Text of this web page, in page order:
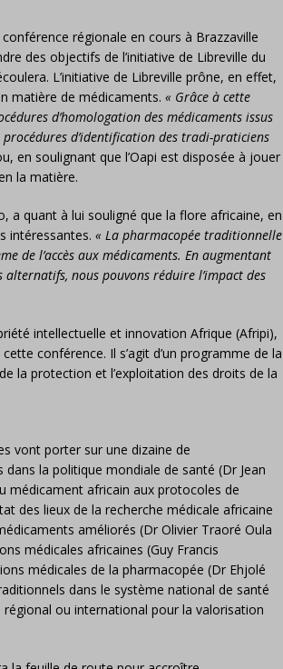
régionale en cours à Brazzaville
des objectifs de l’initiative de Libreville du
L’initiative de Libreville prône, en effet,
matière de médicaments. « Grâce à cette
d’homologation des médicaments issus
d’identification des tradi-praticiens
en soulignant que l’Oapi est disposée à jouer
la matière.
a quant à lui souligné que la flore africaine, en
intéressantes. « La pharmacopée traditionnelle
de l’accès aux médicaments. En augmentant
nous pouvons réduire l’impact des
intellectuelle et innovation Afrique (Afripi),
conférence. Il s’agit d’un programme de la
la protection et l’exploitation des droits de la
vont porter sur une dizaine de
la politique mondiale de santé (Dr Jean
médicament africain aux protocoles de
des lieux de la recherche médicale africaine
améliorés (Dr Olivier Traoré Oula
médicales africaines (Guy Francis
médicales de la pharmacopée (Dr Ehjolé
dans le système national de santé
ou international pour la valorisation